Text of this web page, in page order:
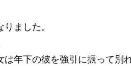
ました。
年下の彼を強引に振って別